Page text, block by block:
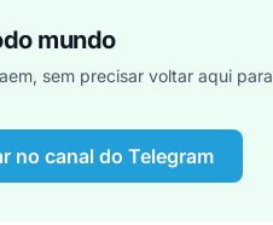
mundo
sem precisar voltar aqui para
no canal do Telegram